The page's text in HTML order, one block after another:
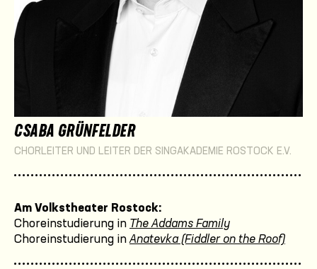
CSABA GRÜNFELDER
CHORLEITER UND LEITER DER SINGAKADEMIE ROSTOCK E.V.
Am Volkstheater Rostock:
Choreinstudierung in The Addams Family
Choreinstudierung in Anatevka (Fiddler on the Roof)